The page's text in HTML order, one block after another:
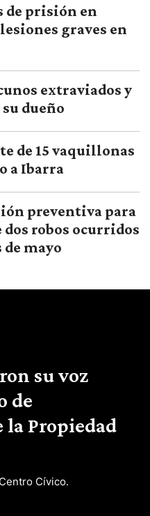
de prisión en
graves en
extraviados y
dueño
de 15 vaquillonas
a Ibarra
preventiva para
robos ocurridos
mayo
su voz
de
Propiedad
Cívico.